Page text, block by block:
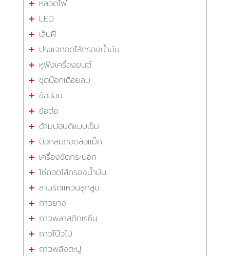
หลอดไฟ
LED
เล็บผี
ประแจถอดไส้กรองน้ำมัน
หูฟังเครื่องยนต์
ชุดบ๊อกเดือยลม
ข้ออ่อน
ข้อต่อ
ด้ามปอนด์แบบเข็ม
บ๊อกลมถอดล้อแม็ค
เครื่องขัดกระบอก
โซ่ถอดไส้กรองน้ำมัน
ลานรัดแหวนลูกสูบ
กาวยาง
กาวพลาสติกเรซิ่น
กาวโป๊วไม้
กาวพลังตะปู